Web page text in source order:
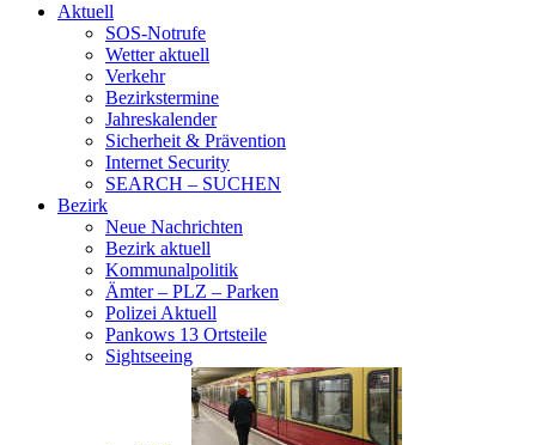
Aktuell
SOS-Notrufe
Wetter aktuell
Verkehr
Bezirkstermine
Jahreskalender
Sicherheit & Prävention
Internet Security
SEARCH – SUCHEN
Bezirk
Neue Nachrichten
Bezirk aktuell
Kommunalpolitik
Ämter – PLZ – Parken
Polizei Aktuell
Pankows 13 Ortsteile
Sightseeing